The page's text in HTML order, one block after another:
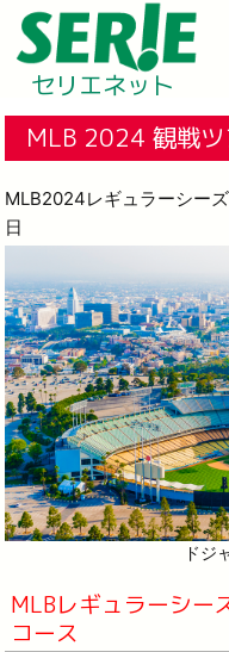
セリエネット
MLB 2024 観戦
MLB2024レギュラーシー
日
ドジ
MLBレギュラーシー
コース